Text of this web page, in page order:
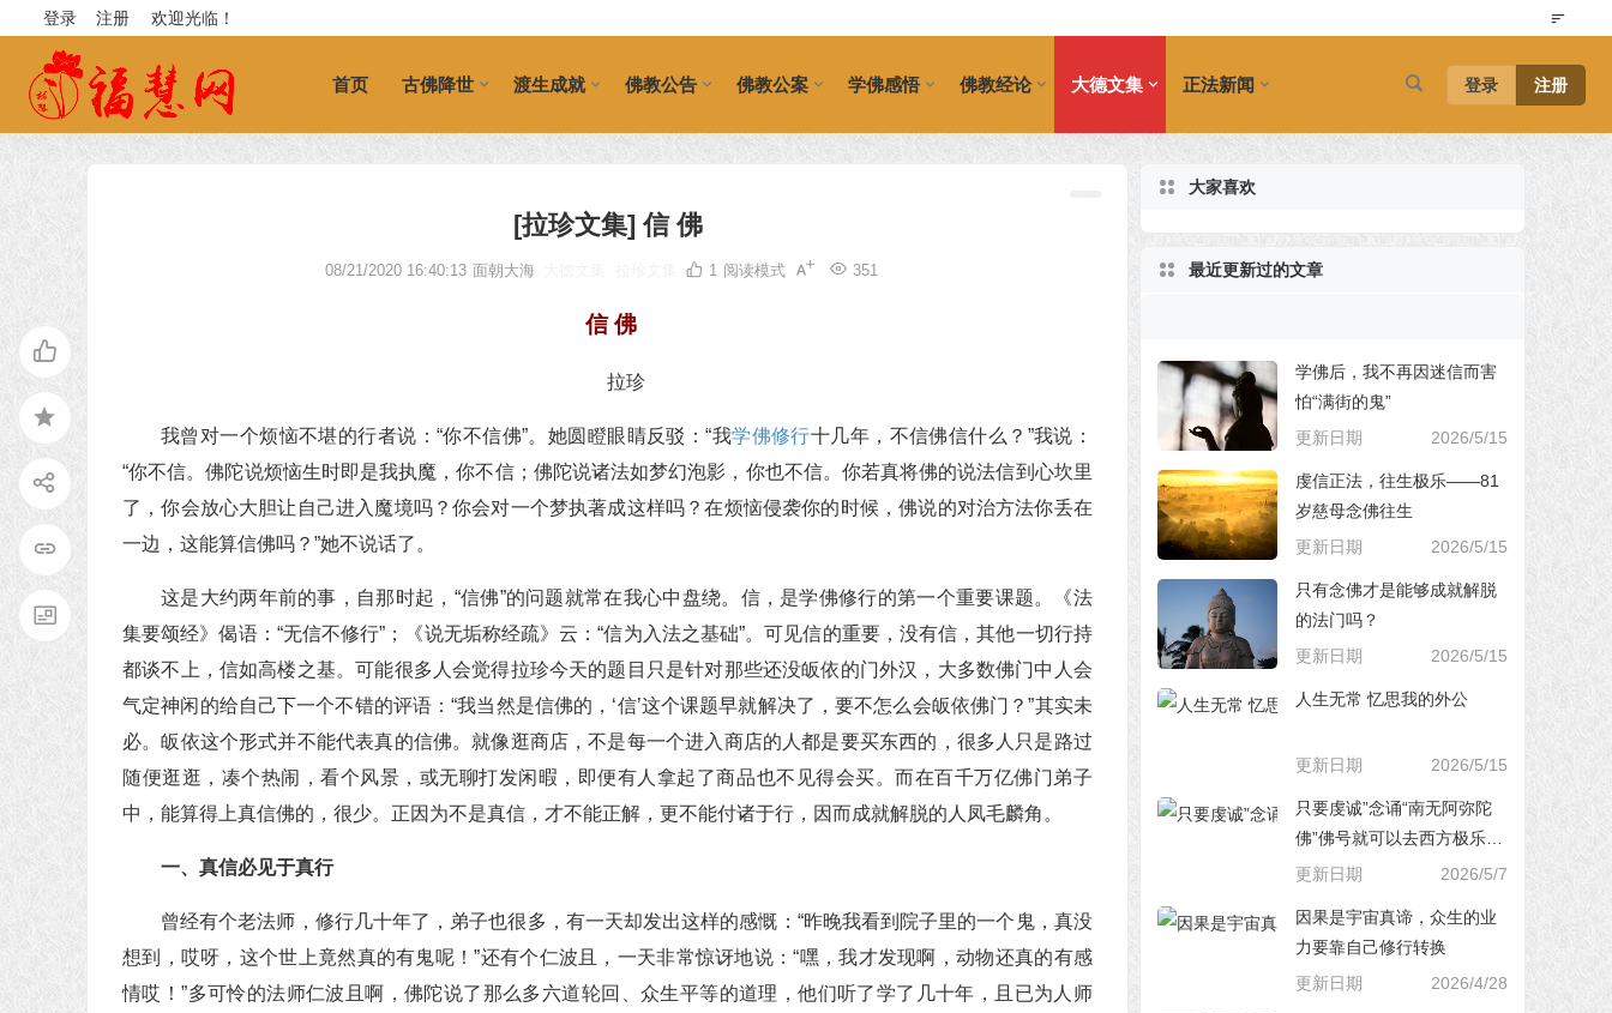
欢迎光临！
登录 注册
首页 古佛降世 渡生成就 佛教公告 佛教公案 学佛感悟 佛教经论 大德文集 正法新闻 登录 注册
[拉珍文集] 信 佛
08/21/2020 16:40:13 面朝大海 351
1 阅读模式
信 佛
拉珍
我曾对一个烦恼不堪的行者说：“你不信佛”。她圆瞪眼睛反驳：“我学佛修行十几年，不信佛信什么？”我说：
“你不信。佛陀说烦恼生时即是我执魔，你不信；佛陀说诸法如梦幻泡影，你也不信。你若真将佛的说法信到心坎里
了，你会放心大胆让自己进入魔境吗？你会对一个梦执著成这样吗？在烦恼侵袭你的时候，佛说的对治方法你丢在
一边，这能算信佛吗？”她不说话了。
这是大约两年前的事，自那时起，“信佛”的问题就常在我心中盘绕。信，是学佛修行的第一个重要课题。《法
集要颂经》偈语：“无信不修行”；《说无垢称经疏》云：“信为入法之基础”。可见信的重要，没有信，其他一切行持
都谈不上，信如高楼之基。可能很多人会觉得拉珍今天的题目只是针对那些还没皈依的门外汉，大多数佛门中人会
气定神闲的给自己下一个不错的评语：“我当然是信佛的，‘信’这个课题早就解决了，要不怎么会皈依佛门？”其实未
必。皈依这个形式并不能代表真的信佛。就像逛商店，不是每一个进入商店的人都是要买东西的，很多人只是路过
随便逛逛，凑个热闹，看个风景，或无聊打发闲暇，即便有人拿起了商品也不见得会买。而在百千万亿佛门弟子
中，能算得上真信佛的，很少。正因为不是真信，才不能正解，更不能付诸于行，因而成就解脱的人凤毛麟角。
一、真信必见于真行
曾经有个老法师，修行几十年了，弟子也很多，有一天却发出这样的感慨：“昨晚我看到院子里的一个鬼，真没
想到，哎呀，这个世上竟然真的有鬼呢！”还有个仁波且，一天非常惊讶地说：“嘿，我才发现啊，动物还真的有感
情哎！”多可怜的法师仁波且啊，佛陀说了那么多六道轮回、众生平等的道理，他们听了学了几十年，且已为人师
大家喜欢
最近更新过的文章
学佛后，我不再因迷信而害
怕“满街的鬼”
更新日期
2026/5/15
虔信正法，往生极乐——81
岁慈母念佛往生
更新日期
2026/5/15
只有念佛才是能够成就解脱
的法门吗？
更新日期
2026/5/15
人生无常 忆思我的外公
更新日期 2026/5/15
只要虔诚”念诵“南无阿弥陀
佛”佛号就可以去西方极乐世
界，对吗？
更新日期 2026/5/7
因果是宇宙真谛，众生的业
力要靠自己修行转换
更新日期
2026/4/28